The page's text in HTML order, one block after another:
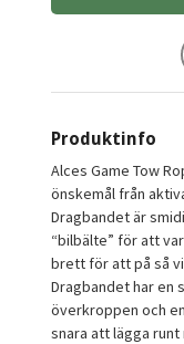
Produktinfo
Alces Game Tow
önskemål från
Dragbandet är
“bilbälte” för att
brett för att på så
Dragbandet har en
överkroppen och
snara att lägga